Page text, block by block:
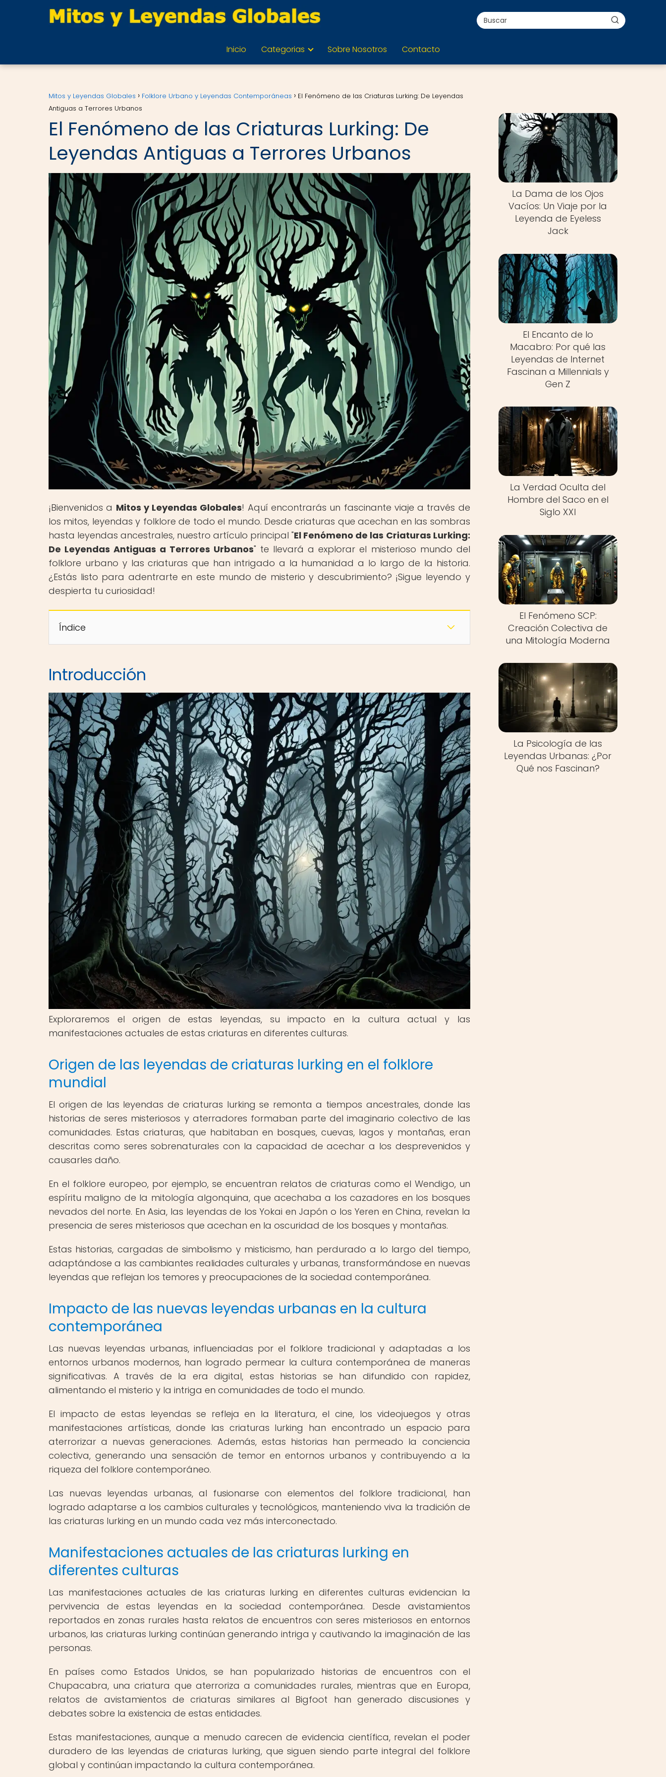
Inicio Categorias Sobre Nosotros Contacto
Mitos y Leyendas Globales Folklore Urbano y Leyendas Contemporáneas
El Fenómeno de las Criaturas Lurking: De Leyendas
Antiguas a Terrores Urbanos
El Fenómeno de las Criaturas Lurking: De
Leyendas Antiguas a Terrores Urbanos
¡Bienvenidos a Mitos y Leyendas Globales! Aquí encontrarás un fascinante viaje a través de
los mitos, leyendas y folklore de todo el mundo. Desde criaturas que acechan en las sombras
hasta leyendas ancestrales, nuestro artículo principal "El Fenómeno de las Criaturas Lurking:
De Leyendas Antiguas a Terrores Urbanos" te llevará a explorar el misterioso mundo del
folklore urbano y las criaturas que han intrigado a la humanidad a lo largo de la historia.
¿Estás listo para adentrarte en este mundo de misterio y descubrimiento? ¡Sigue leyendo y
despierta tu curiosidad!
Índice
Introducción
Exploraremos el origen de estas leyendas, su impacto en la cultura actual y las
manifestaciones actuales de estas criaturas en diferentes culturas.
Origen de las leyendas de criaturas lurking en el folklore
mundial
El origen de las leyendas de criaturas lurking se remonta a tiempos ancestrales, donde las
historias de seres misteriosos y aterradores formaban parte del imaginario colectivo de las
comunidades. Estas criaturas, que habitaban en bosques, cuevas, lagos y montañas, eran
descritas como seres sobrenaturales con la capacidad de acechar a los desprevenidos y
causarles daño.
En el folklore europeo, por ejemplo, se encuentran relatos de criaturas como el Wendigo, un
espíritu maligno de la mitología algonquina, que acechaba a los cazadores en los bosques
nevados del norte. En Asia, las leyendas de los Yokai en Japón o los Yeren en China, revelan la
presencia de seres misteriosos que acechan en la oscuridad de los bosques y montañas.
Estas historias, cargadas de simbolismo y misticismo, han perdurado a lo largo del tiempo,
adaptándose a las cambiantes realidades culturales y urbanas, transformándose en nuevas
leyendas que reflejan los temores y preocupaciones de la sociedad contemporánea.
Impacto de las nuevas leyendas urbanas en la cultura
contemporánea
Las nuevas leyendas urbanas, influenciadas por el folklore tradicional y adaptadas a los
entornos urbanos modernos, han logrado permear la cultura contemporánea de maneras
significativas. A través de la era digital, estas historias se han difundido con rapidez,
alimentando el misterio y la intriga en comunidades de todo el mundo.
El impacto de estas leyendas se refleja en la literatura, el cine, los videojuegos y otras
manifestaciones artísticas, donde las criaturas lurking han encontrado un espacio para
aterrorizar a nuevas generaciones. Además, estas historias han permeado la conciencia
colectiva, generando una sensación de temor en entornos urbanos y contribuyendo a la
riqueza del folklore contemporáneo.
Las nuevas leyendas urbanas, al fusionarse con elementos del folklore tradicional, han
logrado adaptarse a los cambios culturales y tecnológicos, manteniendo viva la tradición de
las criaturas lurking en un mundo cada vez más interconectado.
Manifestaciones actuales de las criaturas lurking en
diferentes culturas
Las manifestaciones actuales de las criaturas lurking en diferentes culturas evidencian la
pervivencia de estas leyendas en la sociedad contemporánea. Desde avistamientos
reportados en zonas rurales hasta relatos de encuentros con seres misteriosos en entornos
urbanos, las criaturas lurking continúan generando intriga y cautivando la imaginación de las
personas.
En países como Estados Unidos, se han popularizado historias de encuentros con el
Chupacabra, una criatura que aterroriza a comunidades rurales, mientras que en Europa,
relatos de avistamientos de criaturas similares al Bigfoot han generado discusiones y
debates sobre la existencia de estas entidades.
Estas manifestaciones, aunque a menudo carecen de evidencia científica, revelan el poder
duradero de las leyendas de criaturas lurking, que siguen siendo parte integral del folklore
global y continúan impactando la cultura contemporánea.
La Dama de los Ojos
Vacíos: Un Viaje por la
Leyenda de Eyeless
Jack
El Encanto de lo
Macabro: Por qué las
Leyendas de Internet
Fascinan a Millennials y
Gen Z
La Verdad Oculta del
Hombre del Saco en el
Siglo XXI
El Fenómeno SCP:
Creación Colectiva de
una Mitología Moderna
La Psicología de las
Leyendas Urbanas: ¿Por
Qué nos Fascinan?